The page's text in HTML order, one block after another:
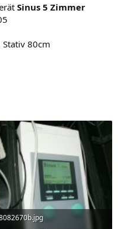
Sinus 5 Zimmer
80cm